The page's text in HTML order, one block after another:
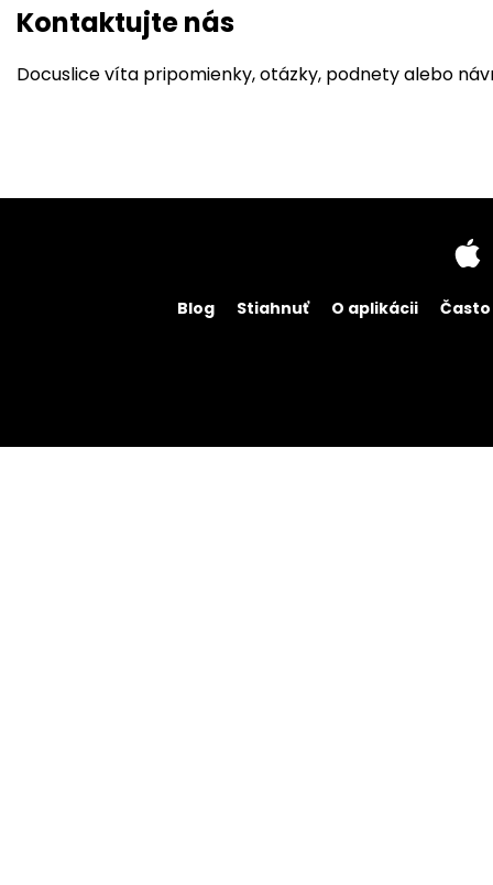
Kontaktujte nás
Docuslice víta pripomienky, otázky, podnety alebo
Blog Stiahnuť O aplikácii